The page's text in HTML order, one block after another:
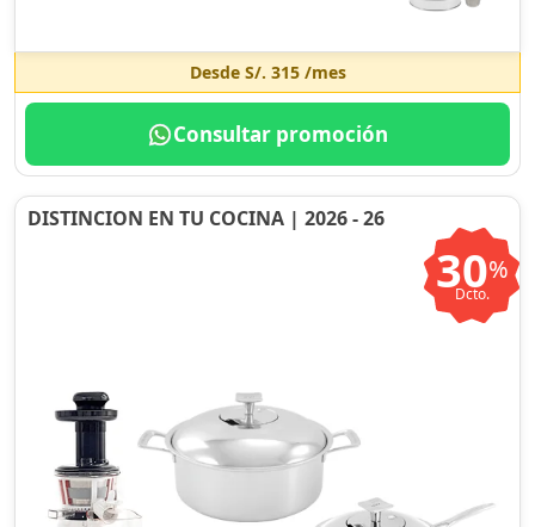
Desde S/. 315/mes
Consultar promoción
DISTINCION EN TU COCINA | 2026 - 26
30%
Dcto.